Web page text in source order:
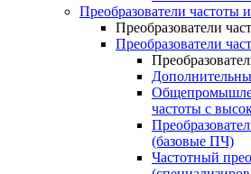
Преобразователи частоты
Преобразователи
Преобразователи
частоты с
(базовые ПЧ)
Частотный